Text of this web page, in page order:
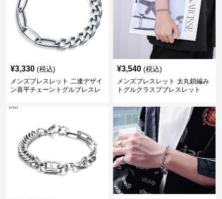
¥3,330 (税込)
メンズブレスレット 二連デザイ
ン喜平チェーントグルブレスレ
¥3,540 (税込)
メンズブレスレット 太丸鎖編み
トグルクラスプブレスレット